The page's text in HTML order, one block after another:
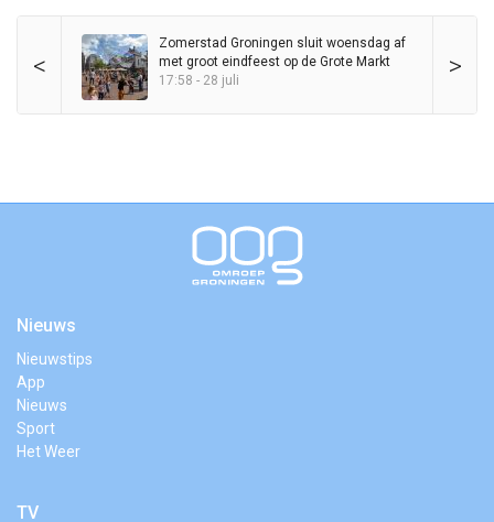
< >
Zomerstad Groningen sluit woensdag af
met groot eindfeest op de Grote Markt
17:58 - 28 juli
Nieuws
Nieuwstips
App
Nieuws
Sport
Het Weer
TV